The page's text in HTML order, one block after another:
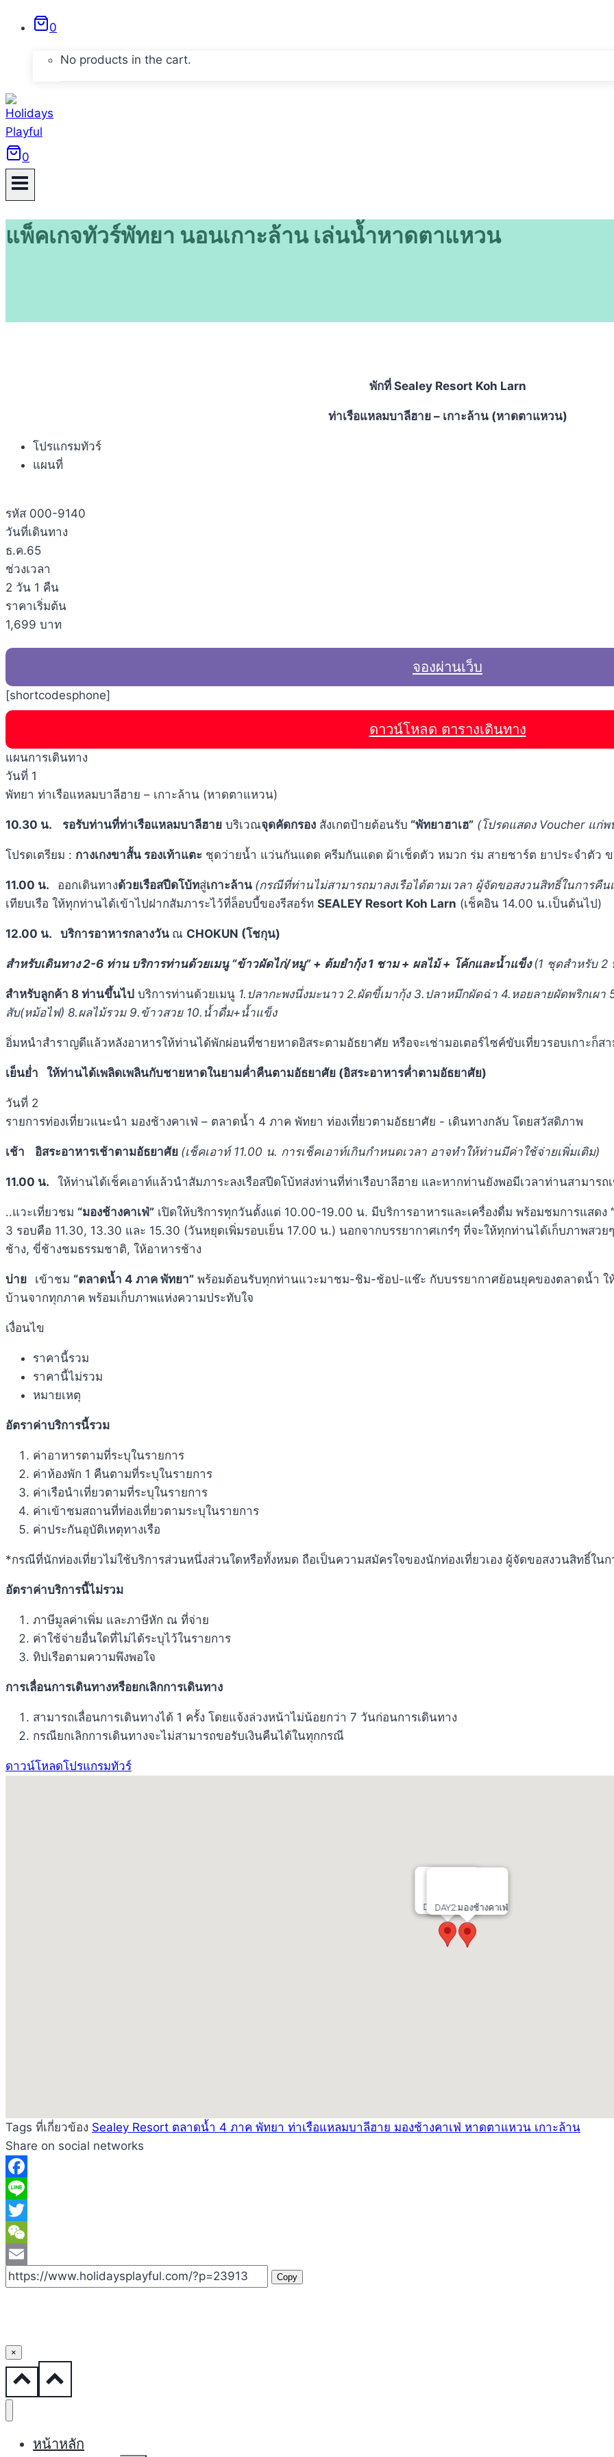
0
No products in the cart.
0
แพ็คเกจทัวร์พัทยา นอนเกาะล้าน เล่นน้ำหาดตาแหวน
พักที่ Sealey Resort Koh Larn
ท่าเรือแหลมบาลีฮาย – เกาะล้าน (หาดตาแหวน)
โปรแกรมทัวร์
แผนที่
รหัส 000-9140
วันที่เดินทาง
ธ.ค.65
ช่วงเวลา
2 วัน 1 คืน
ราคาเริ่มต้น
1,699 บาท
จองผ่านเว็บ
[shortcodesphone]
ดาวน์โหลด ตารางเดินทาง
แผนการเดินทาง
วันที่ 1
พัทยา ท่าเรือแหลมบาลีฮาย – เกาะล้าน (หาดตาแหวน)
10.30 น. รอรับท่านที่ท่าเรือแหลมบาลีฮาย บริเวณจุดคัดกรอง สังเกตป้ายต้อนรับ “พัทยาฮาเฮ” (โปรดแสดงVoucher แก่พ
โปรดเตรียม : กางเกงขาสั้น รองเท้าแตะ ชุดว่ายน้ำ แว่นกันแดด ครีมกันแดด ผ้าเช็ดตัว หมวก ร่ม สายชาร์ต ยาประจำตัว
11.00 น. ออกเดินทางด้วยเรือสปีดโบ้ทสู่เกาะล้าน (กรณีที่ท่านไม่สามารถมาลงเรือได้ตามเวลา ผู้จัดขอสงวนสิทธิ์ในการคืน
เทียบเรือ ให้ทุกท่านได้เข้าไปฝากสัมภาระไว้ที่ล็อบบี้ของรีสอร์ท SEALEY Resort Koh Larn (เช็คอิน 14.00 น.เป็นต้นไป)
12.00 น. บริการอาหารกลางวัน ณ CHOKUN (โชกุน)
สำหรับเดินทาง 2-6 ท่านบริการท่านด้วยเมนู “ข้าวผัดไก่/หมู” + ต้มยำกุ้ง 1 ชาม + ผลไม้ + โค้กและน้ำแข็ง(1 ชุดสำหรับ 2
สำหรับลูกค้า 8 ท่านขึ้นไป บริการท่านด้วยเมนู 1.ปลากะพงนึ่งมะนาว 2.ผัดขี้เมากุ้ง 3.ปลาหมึกผัดฉ่า 4.หอยลายผัดพริกเผา
สับ(หม้อไฟ) 8.ผลไม้รวม 9.ข้าวสวย 10.น้ำดื่ม+น้ำแข็ง
อิ่มหนำสำราญดีแล้วหลังอาหารให้ท่านได้พักผ่อนที่ชายหาดอิสระตามอัธยาศัย หรือจะเช่ามอเตอร์ไซค์ขับเที่ยวรอบเกาะก็
เย็นย่ำ ให้ท่านได้เพลิดเพลินกับชายหาดในยามค่ำคืนตามอัธยาศัย (อิสระอาหารค่ำตามอัธยาศัย)
วันที่ 2
รายการท่องเที่ยวแนะนำ มองช้างคาเฟ่ – ตลาดน้ำ 4 ภาค พัทยา ท่องเที่ยวตามอัธยาศัย - เดินทางกลับ โดยสวัสดิภาพ
เช้า อิสระอาหารเช้าตามอัธยาศัย (เช็คเอาท์ 11.00 น. การเช็คเอาท์เกินกำหนดเวลา อาจทำให้ท่านมีค่าใช้จ่ายเพิ่มเติม)
11.00 น. ให้ท่านได้เช็คเอาท์แล้วนำสัมภาระลงเรือสปีดโบ้ทส่งท่านที่ท่าเรือบาลีฮาย และหากท่านยังพอมีเวลาท่านสามารถ
..แวะเที่ยวชม “มองช้างคาเฟ่” เปิดให้บริการทุกวันตั้งแต่ 10.00-19.00 น. มีบริการอาหารและเครื่องดื่ม พร้อมชมการแสดง
3 รอบคือ 11.30, 13.30 และ 15.30 (วันหยุดเพิ่มรอบเย็น 17.00 น.) นอกจากบรรยากาศเกร๋ๆ ที่จะให้ทุกท่านได้เก็บภาพสว
ช้าง, ขี่ช้างชมธรรมชาติ, ให้อาหารช้าง
บ่าย เข้าชม “ตลาดน้ำ 4 ภาค พัทยา” พร้อมต้อนรับทุกท่านแวะมาชม-ชิม-ช้อป-แช๊ะ กับบรรยากาศย้อนยุคของตลาดน้ำ
บ้านจากทุกภาค พร้อมเก็บภาพแห่งความประทับใจ
เงื่อนไข
ราคานี้รวม
ราคานี้ไม่รวม
หมายเหตุ
อัตราค่าบริการนี้รวม
ค่าอาหารตามที่ระบุในรายการ
ค่าห้องพัก 1 คืนตามที่ระบุในรายการ
ค่าเรือนำเที่ยวตามที่ระบุในรายการ
ค่าเข้าชมสถานที่ท่องเที่ยวตามระบุในรายการ
ค่าประกันอุบัติเหตุทางเรือ
*กรณีที่นักท่องเที่ยวไม่ใช้บริการส่วนหนึ่งส่วนใดหรือทั้งหมด ถือเป็นความสมัครใจของนักท่องเที่ยวเอง ผู้จัดขอสงวนสิทธิ์ใน
อัตราค่าบริการนี้ไม่รวม
ภาษีมูลค่าเพิ่ม และภาษีหัก ณ ที่จ่าย
ค่าใช้จ่ายอื่นใดที่ไม่ได้ระบุไว้ในรายการ
ทิปเรือตามความพึงพอใจ
การเลื่อนการเดินทางหรือยกเลิกการเดินทาง
สามารถเลื่อนการเดินทางได้ 1 ครั้ง โดยแจ้งล่วงหน้าไม่น้อยกว่า 7 วันก่อนการเดินทาง
กรณียกเลิกการเดินทางจะไม่สามารถขอรับเงินคืนได้ในทุกกรณี
ดาวน์โหลดโปรแกรมทัวร์
DAY1:เกาะล้าน
DAY2:มองช้างคาเฟ่
Tags ที่เกี่ยวข้อง Sealey Resort ตลาดน้ำ 4 ภาค พัทยา ท่าเรือแหลมบาลีฮาย มองช้างคาเฟ่ หาดตาแหวน เกาะล้าน
Share on social networks
Facebook
Line
Twitter
WeChat
Email
Copy
×
หน้าหลัก